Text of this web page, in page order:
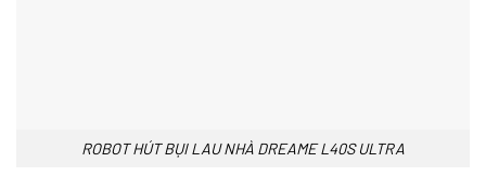
ROBOT HÚT BỤI LAU NHÀ DREAME L40S ULTRA